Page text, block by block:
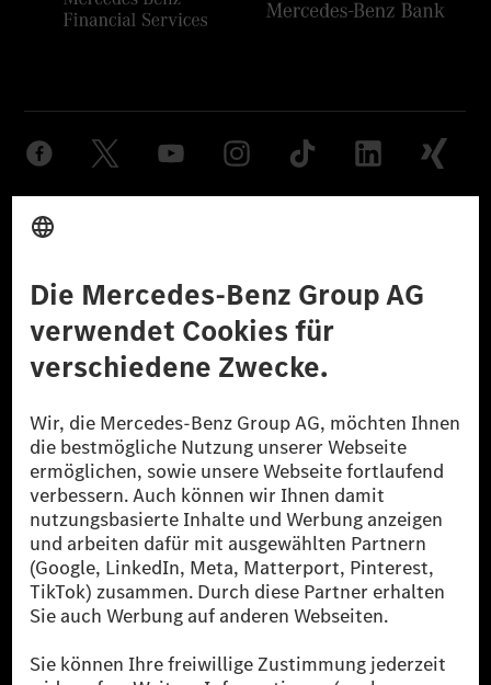
© 2026 Mercedes-Benz Group AG. Alle Rechte vorbehalten.
reduzierte CO₂-Emissionen bei der Mercedes-Benz Group durch
zertifizierte Ausgleichsprojekte kompensiert werden.
[2] Renewable Charging ist ein integraler Bestandteil von MB.CHARGE
Public in Europa, den USA, Kanada und China. Sofern an der jeweiligen
Ladestation noch kein Strom aus erneuerbaren Energien vorliegt,
verwendet Renewable Charging Grünstromzertifikate*. Diese stellen
sicher, dass für Ladevorgänge über MB.CHARGE Public eine äquivalente
Strommenge aus erneuerbaren Energien ins Stromnetz eingespeist wird.
Sie stammen ausschließlich aus Wind- und Solarkraftanlagen, die jünger
als sechs Jahre sind.
* Inkl. EKOenergy Ökolabel
* Die angegebenen Werte wurden nach dem vorgeschriebenen
Messverfahren WLTP (Worldwide harmonised Light vehicles Test